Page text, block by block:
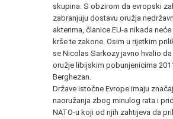
skupina. S obzirom da evropski
zabranjuju dostavu oružja
akterima, članice EU-a nikada
krše te zakone. Osim u rijetkim
se Nicolas Sarkozy javno hvalio
oružje libijskim pobunjenicima
Berghezan.
Države istočne Evrope imaju
naoružanja zbog minulog rata i
NATO-u koji od njih zahtijeva da